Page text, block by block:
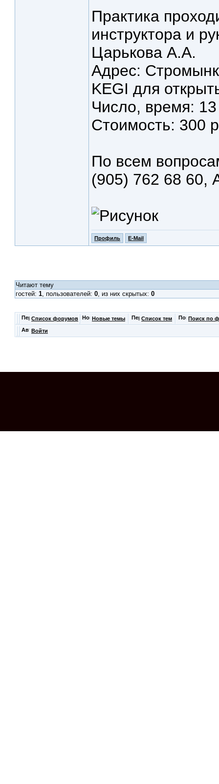
Практика
инструктора и
Царькова А.А.
Адрес:
KEGI для
Число, время:
Cтоимость: 300
По всем
(905) 762 68 60,
Профиль E-Mail
Читают тему
гостей: 1, пользователей: 0, из них скрытых: 0
Список форумов Новые темы Список тем Поиск по
Войти